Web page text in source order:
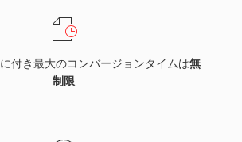
付き最大のコンバージョンタイムは無
制限